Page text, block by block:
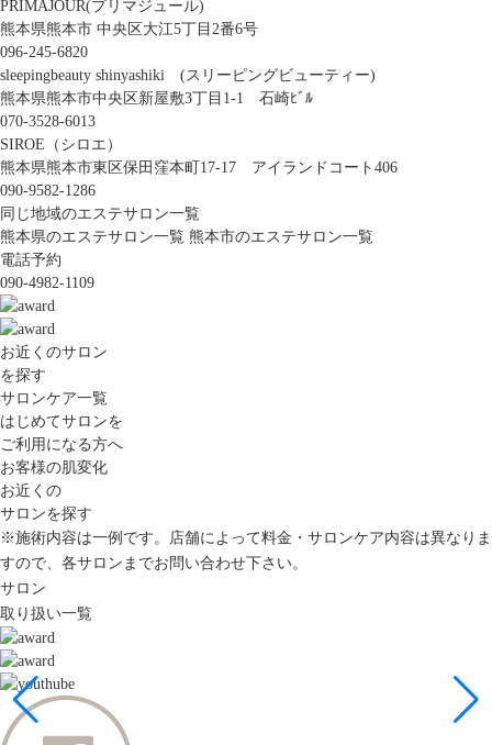
PRIMAJOUR(プリマジュール)
熊本県熊本市 中央区大江5丁目2番6号
096-245-6820
sleepingbeauty shinyashiki (スリーピングビューティー)
熊本県熊本市中央区新屋敷3丁目1-1 石崎ﾋﾞﾙ
070-3528-6013
SIROE（シロエ）
熊本県熊本市東区保田窪本町17-17 アイランドコート406
090-9582-1286
同じ地域のエステサロン一覧
熊本県のエステサロン一覧 熊本市のエステサロン一覧
電話予約
090-4982-1109
お近くのサロン
を探す
サロンケア一覧
はじめてサロンを
ご利用になる方へ
お客様の肌変化
お近くの
サロンを探す
※施術内容は一例です。店舗によって料金・サロンケア内容は異なりま
すので、各サロンまでお問い合わせ下さい。
サロン
取り扱い一覧